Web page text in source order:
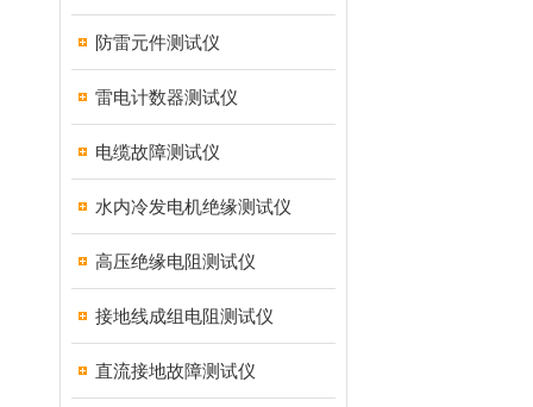
防雷元件测试仪
雷电计数器测试仪
电缆故障测试仪
水内冷发电机绝缘测试仪
高压绝缘电阻测试仪
接地线成组电阻测试仪
直流接地故障测试仪